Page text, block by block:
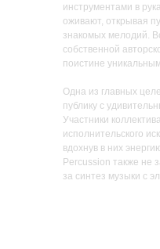
инструментами в
оживают, открывая
знакомых мелодий.
собственной
поистине
Одна из главных
публику с
Участники
исполнительского
вдохнув в них
Percussion также не
за синтез музыки с